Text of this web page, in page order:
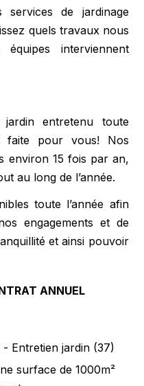
de jardinage
quels travaux nous
interviennent
entretenu toute
faite pour vous! Nos
environ 15 fois par an,
au long de l’année.
toute l’année afin
engagements et de
et ainsi pouvoir
ANNUEL
surface de 1000m²